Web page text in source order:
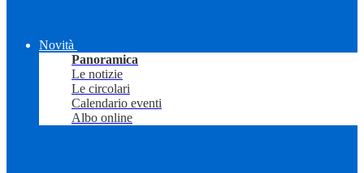
Novità
Panoramica
Le notizie
Le circolari
Calendario eventi
Albo online